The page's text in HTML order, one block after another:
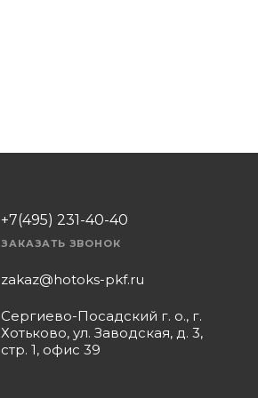
+7(495) 231-40-40
ЗАКАЗАТЬ ЗВОНОК
zakaz@hotoks-pkf.ru
Сергиево-Посадский г. о., г.
Хотьково, ул. Заводская, д. 3,
стр. 1, офис 39